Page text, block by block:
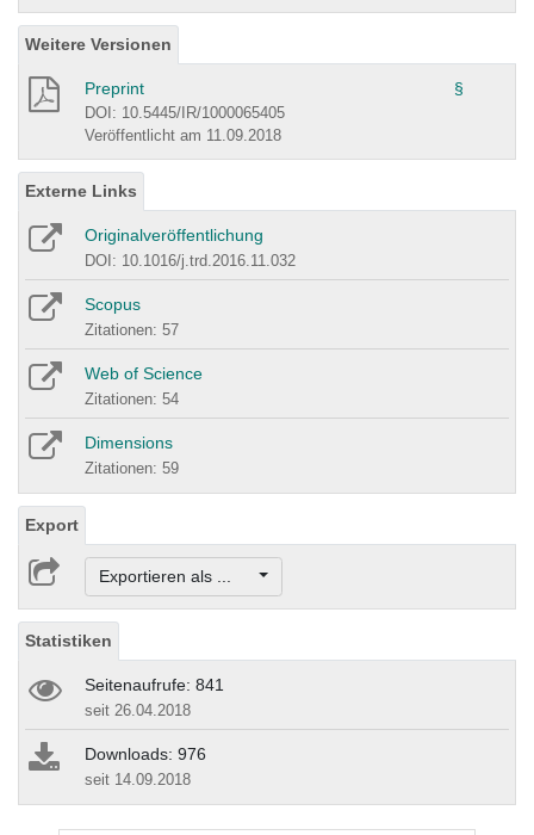
Weitere Versionen
Preprint §
DOI: 10.5445/IR/1000065405
Veröffentlicht am 11.09.2018
Externe Links
Originalveröffentlichung
DOI: 10.1016/j.trd.2016.11.032
Scopus
Zitationen: 57
Web of Science
Zitationen: 54
Dimensions
Zitationen: 59
Export
Exportieren als ...
Statistiken
Seitenaufrufe: 841
seit 26.04.2018
Downloads: 976
seit 14.09.2018